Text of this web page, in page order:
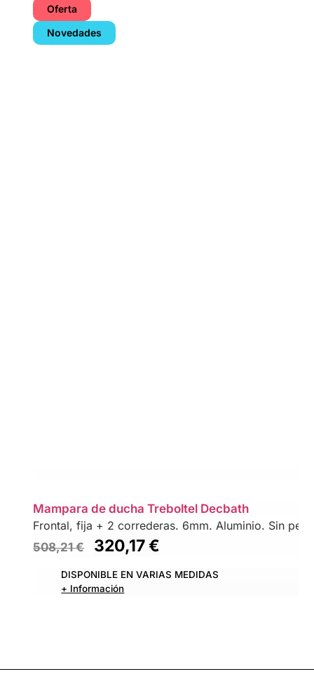
Oferta
Novedades
Mampara de ducha Treboltel Decbath
Frontal, fija + 2 correderas. 6mm. Aluminio. Sin
508,21€ 320,17€
DISPONIBLE EN VARIAS MEDIDAS
+ Información